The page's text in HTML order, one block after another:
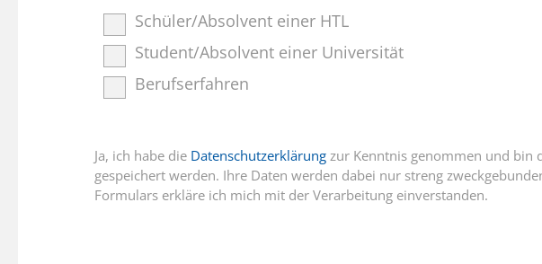
Schüler/Absolvent einer HTL
Student/Absolvent einer Universität
Berufserfahren
Ja, ich habe die Datenschutzerklärung zur Kenntnis genommen und bin
gespeichert werden. Ihre Daten werden dabei nur streng
Formulars erkläre ich mich mit der Verarbeitung einverstanden.